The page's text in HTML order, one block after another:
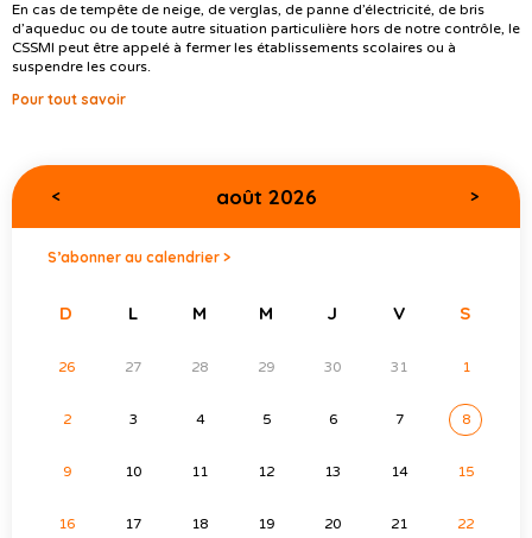
En cas de tempête de neige, de verglas, de panne d’électricité, de bris
d’aqueduc ou de toute autre situation particulière hors de notre contrôle, le
CSSMI peut être appelé à fermer les établissements scolaires ou à
suspendre les cours.
Pour tout savoir
< août 2026 >
S’abonner au calendrier >
D L M M J V S
26 27 28 29 30 31 1
2 3 4 5 6 7 8
9 10 11 12 13 14 15
16 17 18 19 20 21 22